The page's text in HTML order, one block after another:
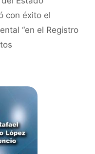
con éxito el
“en el Registro